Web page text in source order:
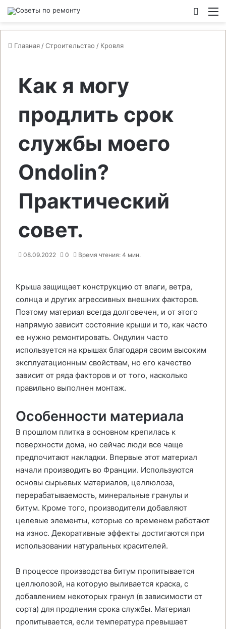
Главная /Строительство / Кровля
Как я могу
продлить срок
службы моего
Ondolin?
Практический
совет.
08.09.2022 0 Время чтения: 4 мин.
Крыша защищает конструкцию от влаги, ветра,
солнца и других агрессивных внешних факторов.
Поэтому материал всегда долговечен, и от этого
напрямую зависит состояние крыши и то, как часто
ее нужно ремонтировать. Ондулин часто
используется на крышах благодаря своим высоким
эксплуатационным свойствам, но его качество
зависит от ряда факторов и от того, насколько
правильно выполнен монтаж.
Особенности материала
В прошлом плитка в основном крепилась к
поверхности дома, но сейчас люди все чаще
предпочитают накладки. Впервые этот материал
начали производить во Франции. Используются
основы сырьевых материалов, целлюлоза,
перерабатываемость, минеральные гранулы и
битум. Кроме того, производители добавляют
целевые элементы, которые со временем работают
на износ. Декоративные эффекты достигаются при
использовании натуральных красителей.
В процессе производства битум пропитывается
целлюлозой, на которую выливается краска, с
добавлением некоторых гранул (в зависимости от
сорта) для продления срока службы. Материал
пропитывается, если температура превышает